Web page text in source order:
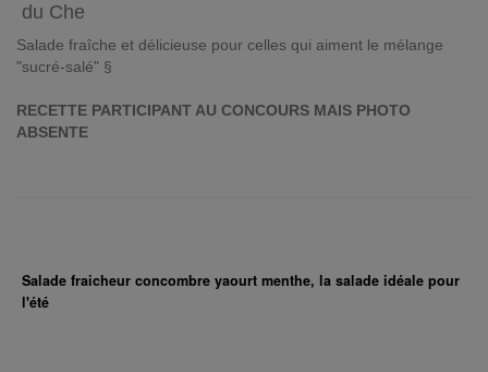
du Che
Salade fraîche et délicieuse pour celles qui aiment le mélange
"sucré-salé" §
RECETTE PARTICIPANT AU CONCOURS MAIS PHOTO
ABSENTE
Salade fraicheur concombre yaourt menthe, la salade idéale pour
l'été